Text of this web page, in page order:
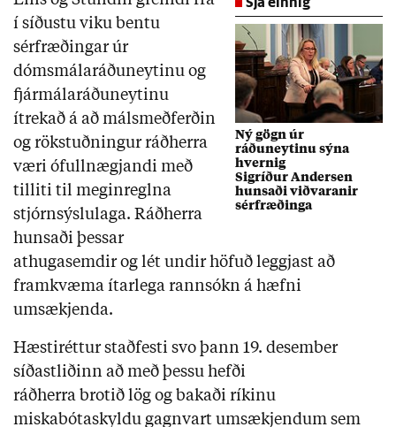
Ný gögn úr
ráðuneytinu sýna
hvernig
Sigríður Andersen
hunsaði viðvaranir
sérfræðinga
í síðustu viku bentu
sérfræðingar úr
dómsmálaráðuneytinu og
fjármálaráðuneytinu
ítrekað á að málsmeðferðin
og rökstuðningur ráðherra
væri ófullnægjandi með
tilliti til meginreglna
stjórnsýslulaga. Ráðherra
hunsaði þessar
athugasemdir og lét undir höfuð leggjast að
framkvæma ítarlega rannsókn á hæfni
umsækjenda.
Hæstiréttur staðfesti svo þann 19. desember
síðastliðinn að með þessu hefði
ráðherra brotið lög og bakaði ríkinu
miskabótaskyldu gagnvart umsækjendum sem